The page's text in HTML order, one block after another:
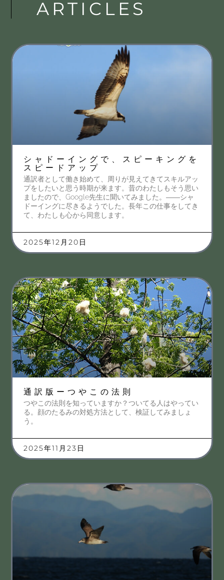
ARTICLES
シャドーイングで、スピーキングを
スピードアップ
通訳者として働き始めて、周りが見えてきてスキルアッ
プをしたいと思う時期が来ます。昔のわたしもそう思い
ましたので、Google先生に聞いてみました。――シャ
ドーイングに尽きるようでした。長年この仕事をしてき
て、わたしも心から同意します。
2025年12月20日
通訳版ーつやこの法則
つやこの法則を知っていますか？ついてる人はやってい
る。顔のたるみの対処方法として、検証してみましょ
う。
2025年11月23日